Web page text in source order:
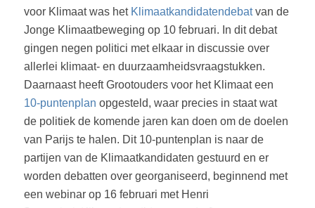
voor Klimaat was het Klimaatkandidatendebatvan de
Jonge Klimaatbeweging op 10 februari. In dit debat
gingen negen politici met elkaar in discussie over
allerlei klimaat- en duurzaamheidsvraagstukken.
Daarnaast heeft Grootouders voor het Klimaat een
10-puntenplan opgesteld, waar precies in staat wat
de politiek de komende jaren kan doen om de doelen
van Parijs te halen. Dit 10-puntenplan is naar de
partijen van de Klimaatkandidaten gestuurd en er
worden debatten over georganiseerd, beginnend met
een webinar op 16 februari met Henri